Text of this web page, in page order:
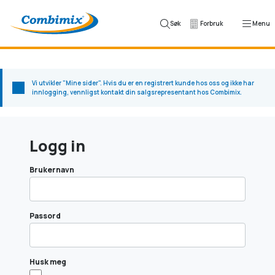
Søk Forbruk Menu
Vi utvikler "Mine sider". Hvis du er en registrert kunde hos oss og ikke har
innlogging, vennligst kontakt din salgsrepresentant hos Combimix.
Logg in
Brukernavn
Passord
Husk meg